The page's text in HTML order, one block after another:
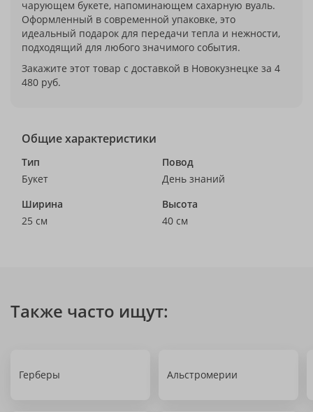
чарующем букете, напоминающем сахарную вуаль.
Оформленный в современной упаковке, это
идеальный подарок для передачи тепла и нежности,
подходящий для любого значимого события.
Закажите этот товар с доставкой в Новокузнецке за 4
480 руб.
Общие характеристики
Тип
Букет
Повод
День знаний
Ширина
25 см
Высота
40 см
Также часто ищут:
Герберы Альстромерии